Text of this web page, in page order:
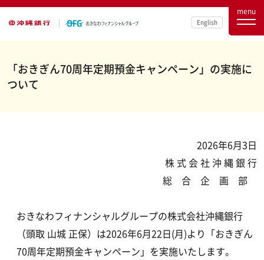
English
menu
「おきぎん70周年定期預金キャンペーン」の実施に
ついて
2026年6月3日
株 式 会 社 沖 縄 銀 行
総 合 企 画 部
おきなわフィナンシャルグループの株式会社沖縄銀行
（頭取 山城 正保）は2026年6月22日(月)より「おきぎん
70周年定期預金キャンペーン」を実施いたします。